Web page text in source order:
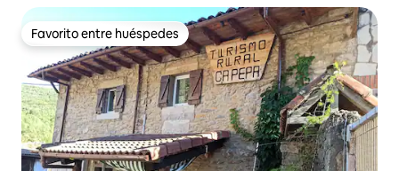
Favorito entre huéspedes
Favorito entre huéspedes